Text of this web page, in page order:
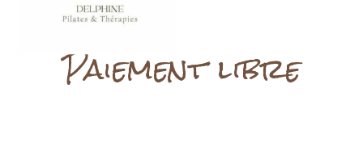
Paiement libre